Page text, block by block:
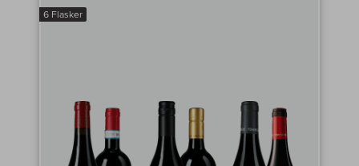
6 Flasker